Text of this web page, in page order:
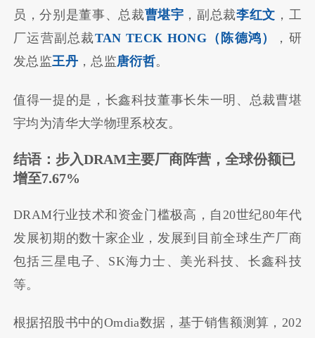
员，分别是董事、总裁曹堪宇 ，副总裁李红文 ，工
厂运营副总裁TAN TECK HONG（陈德鸿）
，研
发总监王丹，总监唐衍哲。
值得一提的是，长鑫科技董事长朱一明、总裁曹堪
宇均为清华大学物理系校友。
结语：步入DRAM主要厂商阵营，全球份额已
增至7.67%
DRAM行业技术和资金门槛极高，自20世纪80年代
发展初期的数十家企业，发展到目前全球生产厂商
包括三星电子、SK海力士、美光科技、长鑫科技
等。
根据招股书中的Omdia数据，基于销售额测算，202